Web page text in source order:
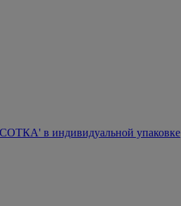
в индивидуальной упаковке